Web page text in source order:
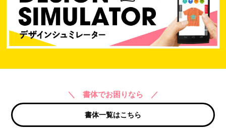
＼ 書体でお困りなら ／
書体一覧はこちら